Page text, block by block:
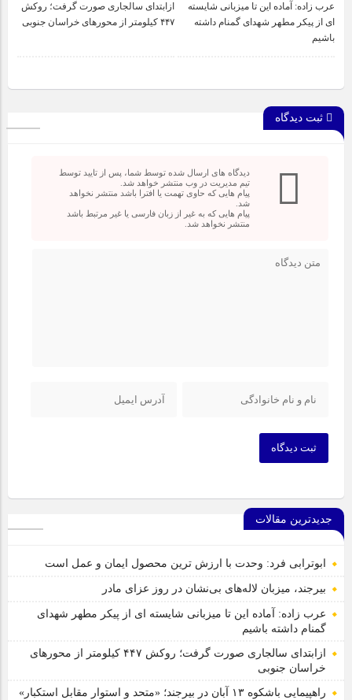
عرب زاده: آماده این تا میزبانی شایسته
ای از پیکر مطهر شهدای گمنام داشته
باشیم
ازابتدای سالجاری صورت گرفت؛ روکش
۴۴۷ کیلومتر از محورهای خراسان جنوبی
ثبت دیدگاه
دیدگاه های ارسال شده توسط شما، پس از تایید توسط
تیم مدیریت در وب منتشر خواهد شد.
پیام هایی که حاوی تهمت یا افترا باشد منتشر نخواهد
شد.
پیام هایی که به غیر از زبان فارسی یا غیر مرتبط باشد
منتشر نخواهد شد.
ثبت دیدگاه
جدیدترین مقالات
ابوترابی فرد: وحدت با ارزش ترین محصول ایمان و عمل است
بیرجند، میزبان لاله‌های بی‌نشان در روز عزای مادر
عرب زاده: آماده این تا میزبانی شایسته ای از پیکر مطهر شهدای
گمنام داشته باشیم
ازابتدای سالجاری صورت گرفت؛ روکش ۴۴۷ کیلومتر از محورهای
خراسان جنوبی
راهپیمایی باشکوه ۱۳ آبان در بیرجند؛ «متحد و استوار مقابل استکبار»